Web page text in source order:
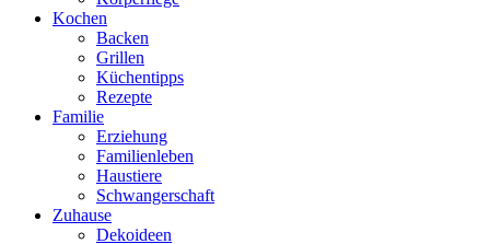
Kochen
Backen
Grillen
Küchentipps
Rezepte
Familie
Erziehung
Familienleben
Haustiere
Schwangerschaft
Zuhause
Dekoideen